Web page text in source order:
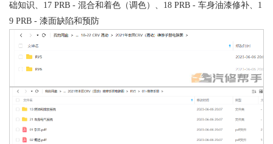
础知识、17 PRB - 混合和着色（调色）、18 PRB - 车身油漆修补、1
9 PRB - 漆面缺陷和预防